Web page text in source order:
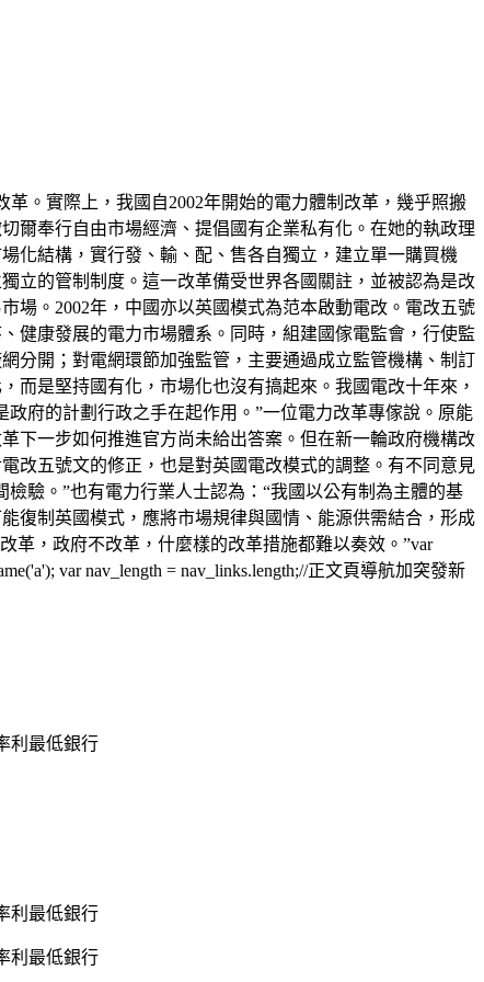
。實際上，我國自2002年開始的電力體制改革，幾乎照搬
爾奉行自由市場經濟、提倡國有企業私有化。在她的執政理
化結構，實行發、輸、配、售各自獨立，建立單一購買機
立的管制制度。這一改革備受世界各國關註，並被認為是改
場。2002年，中國亦以英國模式為范本啟動電改。電改五號
健康發展的電力市場體系。同時，組建國傢電監會，行使監
分開；對電網環節加強監管，主要通過成立監管機構、制訂
而是堅持國有化，市場化也沒有搞起來。我國電改十年來，
府的計劃行政之手在起作用。”一位電力改革專傢說。原能
下一步如何推進官方尚未給出答案。但在新一輪政府機構改
改五號文的修正，也是對英國電改模式的調整。有不同意見
驗。”也有電力行業人士認為：“我國以公有制為主體的基
復制英國模式，應將市場規律與國情、能源供需結合，形成
革，政府不改革，什麼樣的改革措施都難以奏效。”var
var nav_length = nav_links.length;//正文頁導航加突發新
利最低銀行
利最低銀行
利最低銀行